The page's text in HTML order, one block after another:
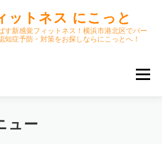
ットネス にこっと
す新感覚フィットネス！横浜市港北区でパー
症予防・対策をお探しならにこっとへ！
メニュー
ュー